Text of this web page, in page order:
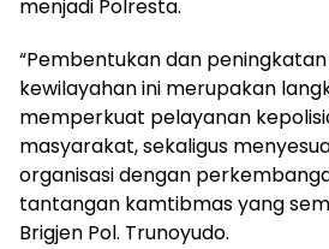
menjadi Polresta.
“Pembentukan dan
kewilayahan ini merupakan
memperkuat pelayanan
masyarakat, sekaligus
organisasi dengan
tantangan kamtibmas yang
Brigjen Pol. Trunoyudo.